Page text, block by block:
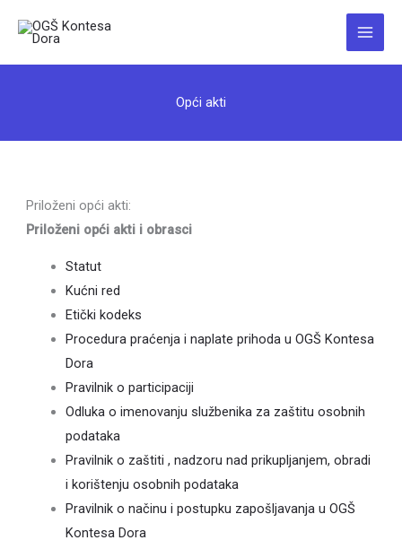
Main
Opći akti
Priloženi opći akti:
Priloženi opći akti i obrasci
Statut
Kućni red
Etički kodeks
Procedura praćenja i naplate prihoda u OGŠ Kontesa
Dora
Pravilnik o participaciji
Odluka o imenovanju službenika za zaštitu osobnih
podataka
Pravilnik o zaštiti , nadzoru nad prikupljanjem, obradi
i korištenju osobnih podataka
Pravilnik o načinu i postupku zapošljavanja u OGŠ
Kontesa Dora